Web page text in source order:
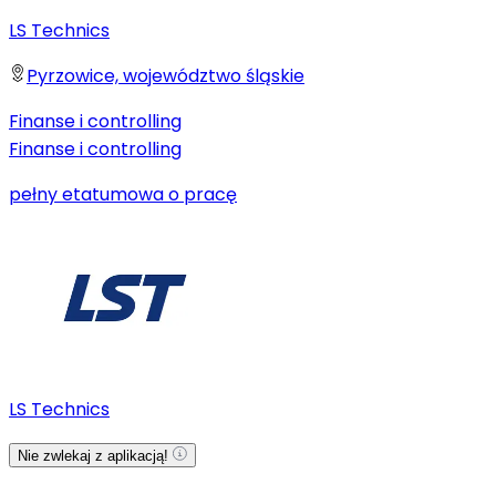
LS Technics
Pyrzowice, województwo śląskie
Finanse i controlling
Finanse i controlling
pełny etatumowa o pracę
LS Technics
Nie zwlekaj z aplikacją!